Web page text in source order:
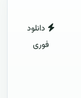
دانلود
فوری